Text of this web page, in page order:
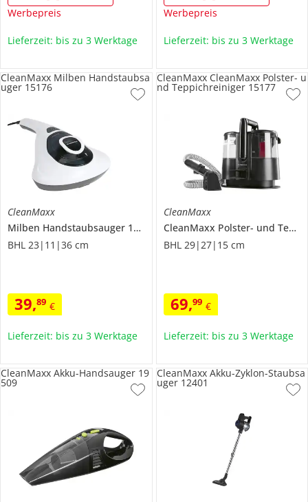
Werbepreis
Lieferzeit: bis zu 3 Werktage
Werbepreis
Lieferzeit: bis zu 3 Werktage
CleanMaxx
Milben Handstaubsauger 15176
BHL 23|11|36 cm
39,89 €
CleanMaxx Milben Handstaubsa
uger 15176
Lieferzeit: bis zu 3 Werktage
CleanMaxx
CleanMaxx Polster- und Teppichreiniger
BHL 29|27|15 cm
69,99 €
CleanMaxx CleanMaxx Polster- u
nd Teppichreiniger 15177
Lieferzeit: bis zu 3 Werktage
CleanMaxx Akku-Handsauger 19
509
CleanMaxx Akku-Zyklon-Staubsa
uger 12401